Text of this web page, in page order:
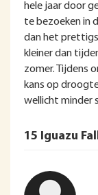
hele jaar door
te bezoeken in
dan het
kleiner dan
zomer. Tijdens
kans op
wellicht minder
15 Iguazu